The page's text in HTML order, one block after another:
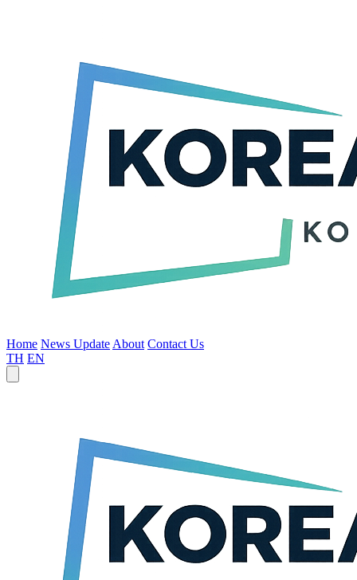
Home News Update About Contact Us
TH EN